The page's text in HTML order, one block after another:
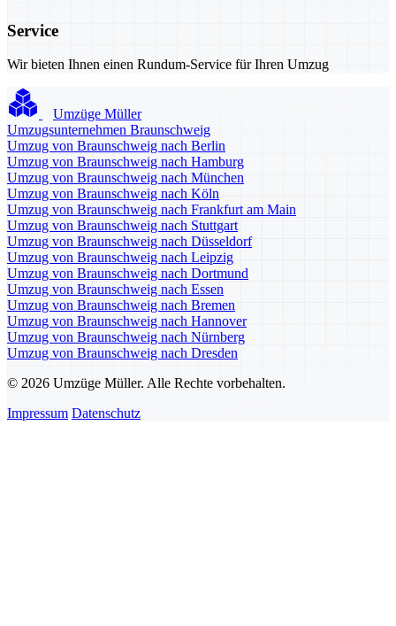
Service
Wir bieten Ihnen einen Rundum-Service für Ihren Umzug
Umzüge Müller
Umzugsunternehmen Braunschweig
Umzug von Braunschweig nach Berlin
Umzug von Braunschweig nach Hamburg
Umzug von Braunschweig nach München
Umzug von Braunschweig nach Köln
Umzug von Braunschweig nach Frankfurt am Main
Umzug von Braunschweig nach Stuttgart
Umzug von Braunschweig nach Düsseldorf
Umzug von Braunschweig nach Leipzig
Umzug von Braunschweig nach Dortmund
Umzug von Braunschweig nach Essen
Umzug von Braunschweig nach Bremen
Umzug von Braunschweig nach Hannover
Umzug von Braunschweig nach Nürnberg
Umzug von Braunschweig nach Dresden
© 2026 Umzüge Müller. Alle Rechte vorbehalten.
Impressum Datenschutz